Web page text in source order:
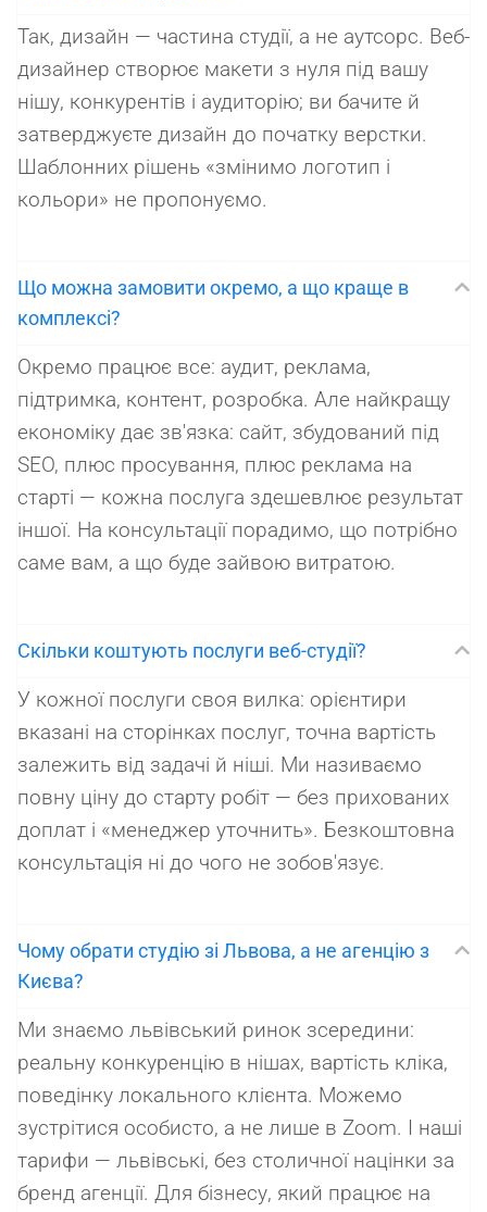
Так, дизайн — частина студії, а не аутсорс. Веб-
дизайнер створює макети з нуля під вашу
нішу, конкурентів і аудиторію; ви бачите й
затверджуєте дизайн до початку верстки.
Шаблонних рішень «змінимо логотип і
кольори» не пропонуємо.
Що можна замовити окремо, а що краще в
комплексі?
Окремо працює все: аудит, реклама,
підтримка, контент, розробка. Але найкращу
економіку дає зв'язка: сайт, збудований під
SEO, плюс просування, плюс реклама на
старті — кожна послуга здешевлює результат
іншої. На консультації порадимо, що потрібно
саме вам, а що буде зайвою витратою.
Скільки коштують послуги веб-студії?
У кожної послуги своя вилка: орієнтири
вказані на сторінках послуг, точна вартість
залежить від задачі й ніші. Ми називаємо
повну ціну до старту робіт — без прихованих
доплат і «менеджер уточнить». Безкоштовна
консультація ні до чого не зобов'язує.
Чому обрати студію зі Львова, а не агенцію з
Києва?
Ми знаємо львівський ринок зсередини:
реальну конкуренцію в нішах, вартість кліка,
поведінку локального клієнта. Можемо
зустрітися особисто, а не лише в Zoom. І наші
тарифи — львівські, без столичної націнки за
бренд агенції. Для бізнесу, який працює на